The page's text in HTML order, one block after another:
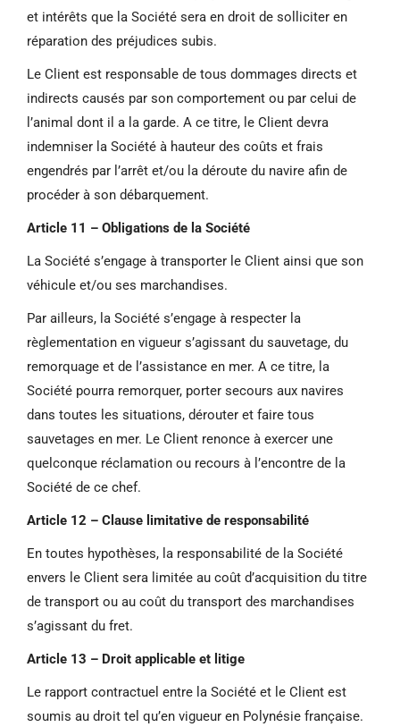
et intérêts que la Société sera en droit de solliciter en
réparation des préjudices subis.
Le Client est responsable de tous dommages directs et
indirects causés par son comportement ou par celui de
l’animal dont il a la garde. A ce titre, le Client devra
indemniser la Société à hauteur des coûts et frais
engendrés par l’arrêt et/ou la déroute du navire afin de
procéder à son débarquement.
Article 11 – Obligations de la Société
La Société s’engage à transporter le Client ainsi que son
véhicule et/ou ses marchandises.
Par ailleurs, la Société s’engage à respecter la
règlementation en vigueur s’agissant du sauvetage, du
remorquage et de l’assistance en mer. A ce titre, la
Société pourra remorquer, porter secours aux navires
dans toutes les situations, dérouter et faire tous
sauvetages en mer. Le Client renonce à exercer une
quelconque réclamation ou recours à l’encontre de la
Société de ce chef.
Article 12 – Clause limitative de responsabilité
En toutes hypothèses, la responsabilité de la Société
envers le Client sera limitée au coût d’acquisition du titre
de transport ou au coût du transport des marchandises
s’agissant du fret.
Article 13 – Droit applicable et litige
Le rapport contractuel entre la Société et le Client est
soumis au droit tel qu’en vigueur en Polynésie française.